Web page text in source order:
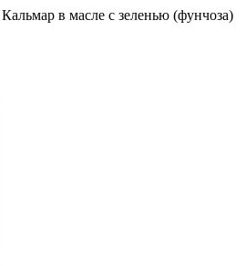
Кальмар в маcле с зеленью (фунчоза)